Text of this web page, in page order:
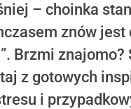
– choinka
znów jest
Brzmi znajomo?
z gotowych
i